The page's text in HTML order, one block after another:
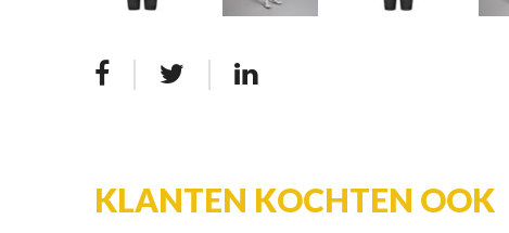
KLANTEN KOCHTEN OOK